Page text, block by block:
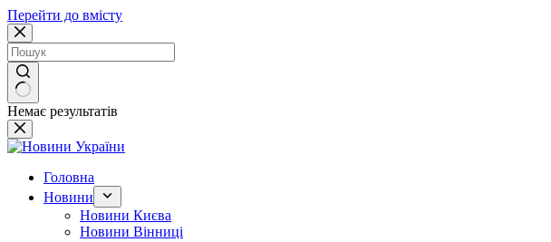
Перейти до вмісту
Немає результатів
Головна
Новини
Новини Києва
Новини Вінниці